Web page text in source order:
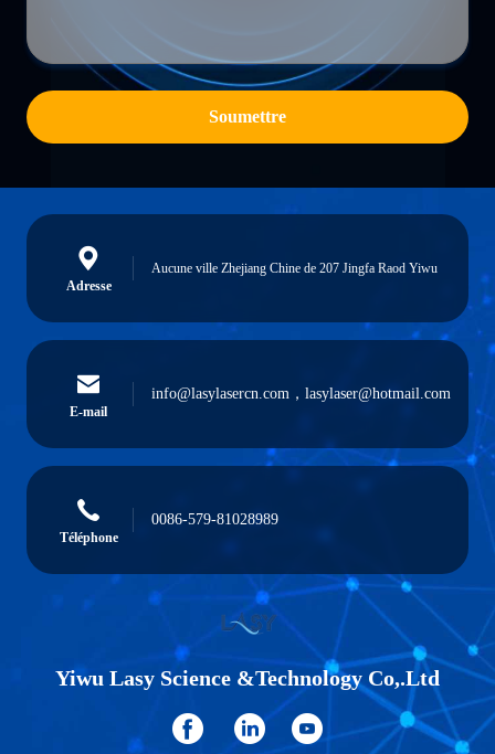
Soumettre
Adresse
Aucune ville Zhejiang Chine de 207 Jingfa Raod Yiwu
E-mail
info@lasylasercn.com，lasylaser@hotmail.com
Téléphone
0086-579-81028989
Yiwu Lasy Science &Technology Co,.Ltd